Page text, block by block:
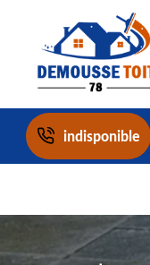
indisponible